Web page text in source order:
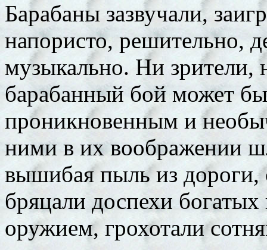
Барабаны зазвучали,
напористо, решительно,
музыкально. Ни зрители,
барабанный бой может
проникновенным и
ними в их воображении
вышибая пыль из дороги,
бряцали доспехи
оружием, грохотали